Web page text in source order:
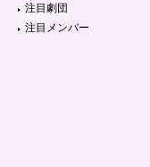
注目劇団
注目メンバー